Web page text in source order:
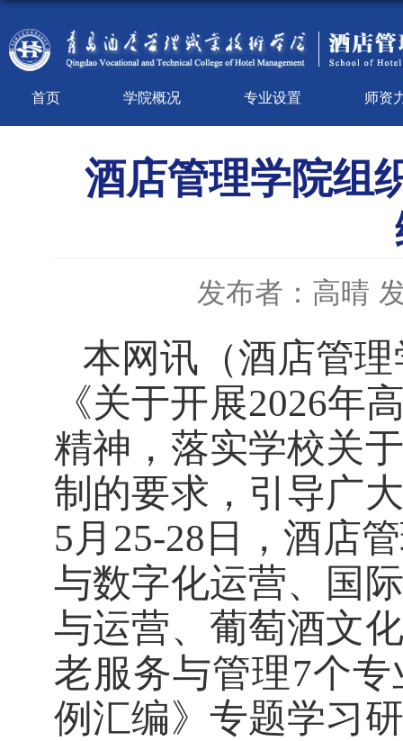
首页 学院概况 专业设置 师资
酒店管理学院组
发布者：高晴
本网讯 （酒店管
《关于开展2026年
精神，落实学校关
制的要求，引导广
5月25-28日，酒店
与数字化运营、国
与运营、葡萄酒文
老服务与管理7个
例汇编》专题学习